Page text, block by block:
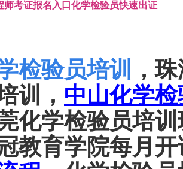
师考证报名入口化学检验员快速出证
检验员培训
，
训， 中山化学
化学检验员培
教育学院每月